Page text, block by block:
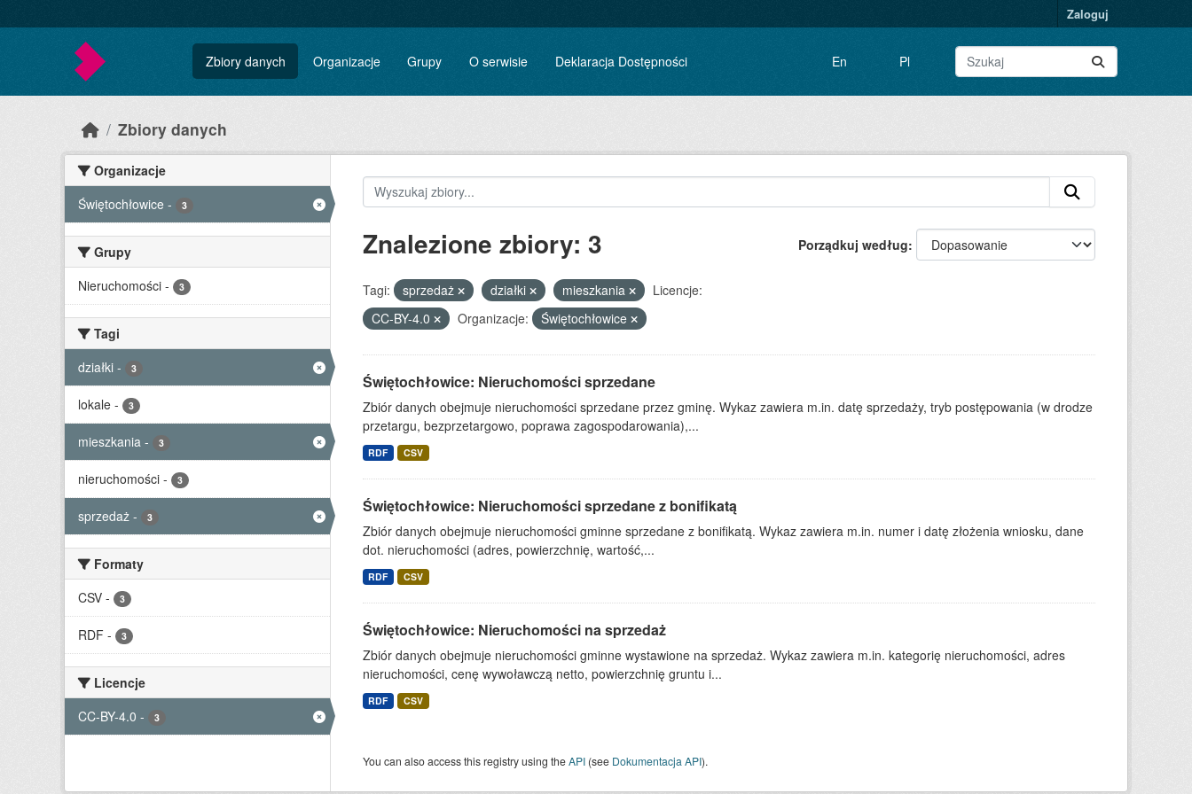
Zaloguj
Zbiory danych Organizacje Grupy O serwisie Deklaracja Dostępności En Pl
Zbiory danych
Organizacje
Świętochłowice - 3
Grupy
Nieruchomości - 3
Tagi
działki - 3
lokale - 3
mieszkania - 3
nieruchomości - 3
sprzedaż - 3
Formaty
CSV - 3
RDF - 3
Licencje
CC-BY-4.0 - 3
Porządkuj według
Znalezione zbiory: 3
Tagi: sprzedaż działki mieszkania
Licencje:
CC-BY-4.0
Organizacje: Świętochłowice
Świętochłowice: Nieruchomości sprzedane
Zbiór danych obejmuje nieruchomości sprzedane przez gminę. Wykaz zawiera m.in. datę sprzedaży, tryb postępowania (w drodze
przetargu, bezprzetargowo, poprawa zagospodarowania),...
RDF CSV
Świętochłowice: Nieruchomości sprzedane z bonifikatą
Zbiór danych obejmuje nieruchomości gminne sprzedane z bonifikatą. Wykaz zawiera m.in. numer i datę złożenia wniosku, dane
dot. nieruchomości (adres, powierzchnię, wartość,...
RDF CSV
Świętochłowice: Nieruchomości na sprzedaż
Zbiór danych obejmuje nieruchomości gminne wystawione na sprzedaż. Wykaz zawiera m.in. kategorię nieruchomości, adres
nieruchomości, cenę wywoławczą netto, powierzchnię gruntu i...
RDF CSV
You can also access this registry using theAPI(see Dokumentacja API).